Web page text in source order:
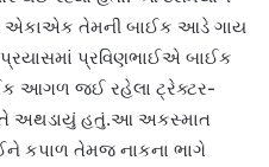
એકાએક તેમની બાઈક આડે ગાય
પ્રવિણભાઈએ બાઈક
આગળ જઈ રહેલા ટ્રેક્ટર-
અથડાયું હતું.આ અકસ્માત
કપાળ તેમજ નાકના ભાગે